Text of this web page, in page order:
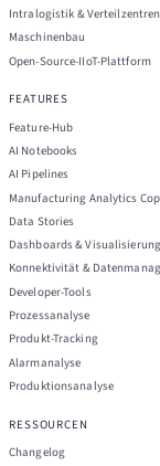
Intralogistik & Verteilzentren
Maschinenbau
Open-Source-IIoT-Plattform
FEATURES
Feature-Hub
AI Notebooks
AI Pipelines
Manufacturing Analytics
Data Stories
Dashboards &
Konnektivität &
Developer-Tools
Prozessanalyse
Produkt-Tracking
Alarmanalyse
Produktionsanalyse
RESSOURCEN
Changelog